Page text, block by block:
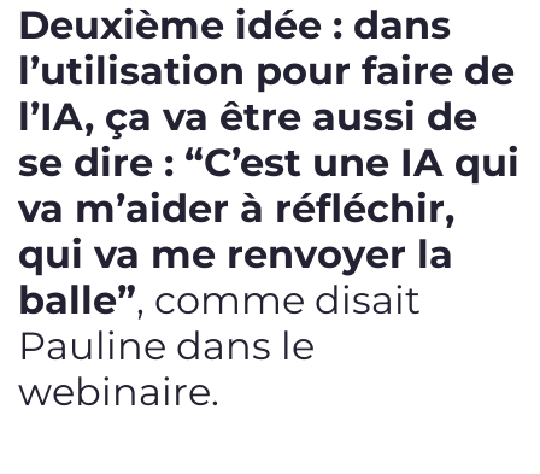
Deuxième idée : dans
l’utilisation pour faire de
l’IA, ça va être aussi de
se dire : “C’est une IA qui
va m’aider à réfléchir,
qui va me renvoyer la
balle”, comme disait
Pauline dans le
webinaire.